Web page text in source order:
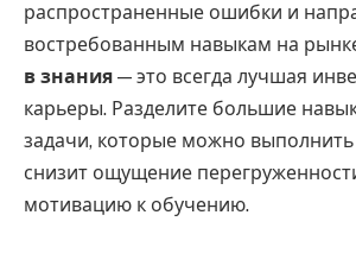
распространенные ошибки и
востребованным навыкам на
в знания — это всегда лучшая
карьеры. Разделите большие
задачи, которые можно выполнить
снизит ощущение
мотивацию к обучению.